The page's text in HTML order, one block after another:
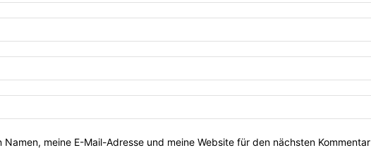
Namen, meine E-Mail-Adresse und meine Website für den nächsten Kommentar